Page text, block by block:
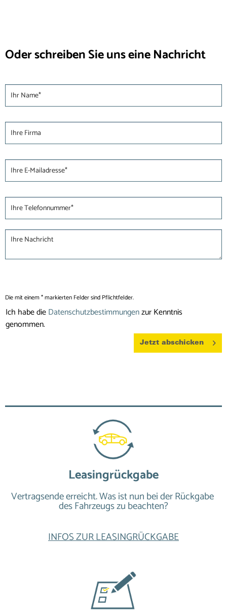
Die mit einem * markierten Felder sind Pflichtfelder.
Ich habe dieDatenschutzbestimmungenzur Kenntnis
genommen.
Jetzt abschicken
Oder schreiben Sie uns eine Nachricht
Leasingrückgabe
Vertragsende erreicht. Was ist nun bei der Rückgabe
des Fahrzeugs zu beachten?
INFOS ZUR LEASINGRÜCKGABE